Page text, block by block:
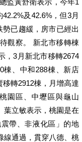
監黃舒衛表示，今年1
及42.6%，但3月
已趨緩，房市已經出
觀察。 新北市移轉棟
，3月新北市移轉2674
棟、中和288棟、新店
轉2912棟，月增高達
園區、中壢區與龜山
葉立敏表示，桃園是在
帶、非液化區」的地
線通過，貫穿八德、桃